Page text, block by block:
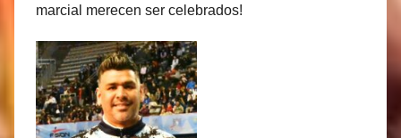
marcial merecen ser celebrados!